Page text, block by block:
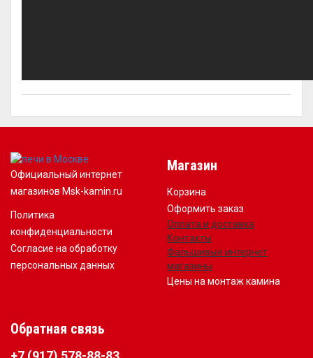
Официальный интернет
магазинов Msk-kamin.ru
Политика
конфиденциальности
Согласие на обработку
персональных данных
Магазин
Корзина
Оформить заказ
Оплата и доставка
Контакты
Фальшивые интернет
магазины
Цены на монтаж камина
Обратная связь